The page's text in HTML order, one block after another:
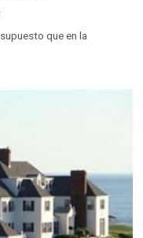
que en la